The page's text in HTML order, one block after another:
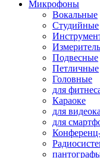
Микрофоны
Вокальные
Студийные
Подвесные
Петличные
Головные
для
Караоке
для
для